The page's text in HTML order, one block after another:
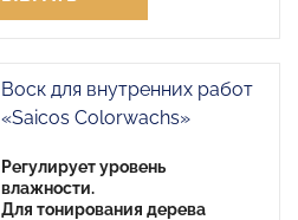
Воск для внутренних работ
«Saicos Colorwachs»
Регулирует уровень
влажности.
Для тонирования дерева